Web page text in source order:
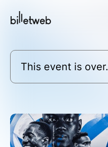
This event is over.